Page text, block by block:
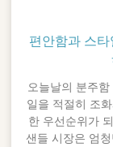
드리유의 전략
편안함과 스
오늘날의 분주
일을 적절히 조
한 우선순위가
샌들 시장은 엄